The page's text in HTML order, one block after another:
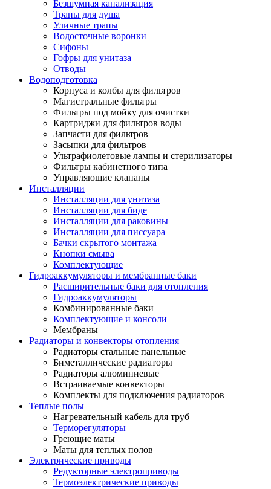
Безшумная канализация
Трапы для душа
Уличные трапы
Водосточные воронки
Сифоны
Гофры для унитаза
Отводы
Водоподготовка
Корпуса и колбы для фильтров
Магистральные фильтры
Фильтры под мойку для очистки
Картриджи для фильтров воды
Запчасти для фильтров
Засыпки для фильтров
Ультрафиолетовые лампы и стерилизаторы
Фильтры кабинетного типа
Управляющие клапаны
Инсталляции
Инсталляции для унитаза
Инсталляции для биде
Инсталляции для раковины
Инсталляции для писсуара
Бачки скрытого монтажа
Кнопки смыва
Комплектующие
Гидроаккумуляторы и мембранные баки
Расширительные баки для отопления
Гидроаккумуляторы
Комбинированные баки
Комплектующие и консоли
Мембраны
Радиаторы и конвекторы отопления
Радиаторы стальные панельные
Биметаллические радиаторы
Радиаторы алюминиевые
Встраиваемые конвекторы
Комплекты для подключения радиаторов
Теплые полы
Нагревательный кабель для труб
Терморегуляторы
Греющие маты
Маты для теплых полов
Электрические приводы
Редукторные электроприводы
Термоэлектрические приводы